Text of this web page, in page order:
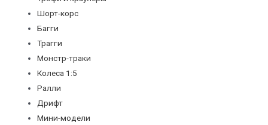
Шорт-корс
Багги
Трагги
Монстр-траки
Колеса 1:5
Ралли
Дрифт
Мини-модели